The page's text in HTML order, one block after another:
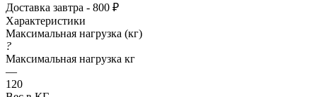
Доставка завтра - 800 ₽
Характеристики
Максимальная нагрузка (кг)
?
Максимальная нагрузка кг
—
120